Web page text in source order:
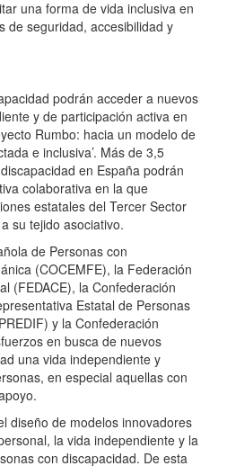
una forma de vida inclusiva en
de seguridad, accesibilidad y
podrán acceder a nuevos
y de participación activa en
Rumbo: hacia un modelo de
e inclusiva’. Más de 3,5
en España podrán
colaborativa en la que
estatales del Tercer Sector
su tejido asociativo.
de Personas con
(COCEMFE), la Federación
(FEDACE), la Confederación
Estatal de Personas
y la Confederación
en busca de nuevos
una vida independiente y
en especial aquellas con
diseño de modelos innovadores
la vida independiente y la
con discapacidad. De esta